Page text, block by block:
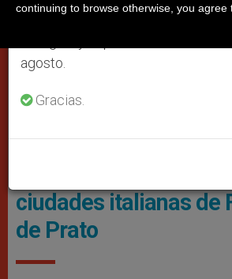
El papa Francisco
ciudades italianas de
de Prato
agosto.
Gracias.
continuing to browse otherwise, you agree